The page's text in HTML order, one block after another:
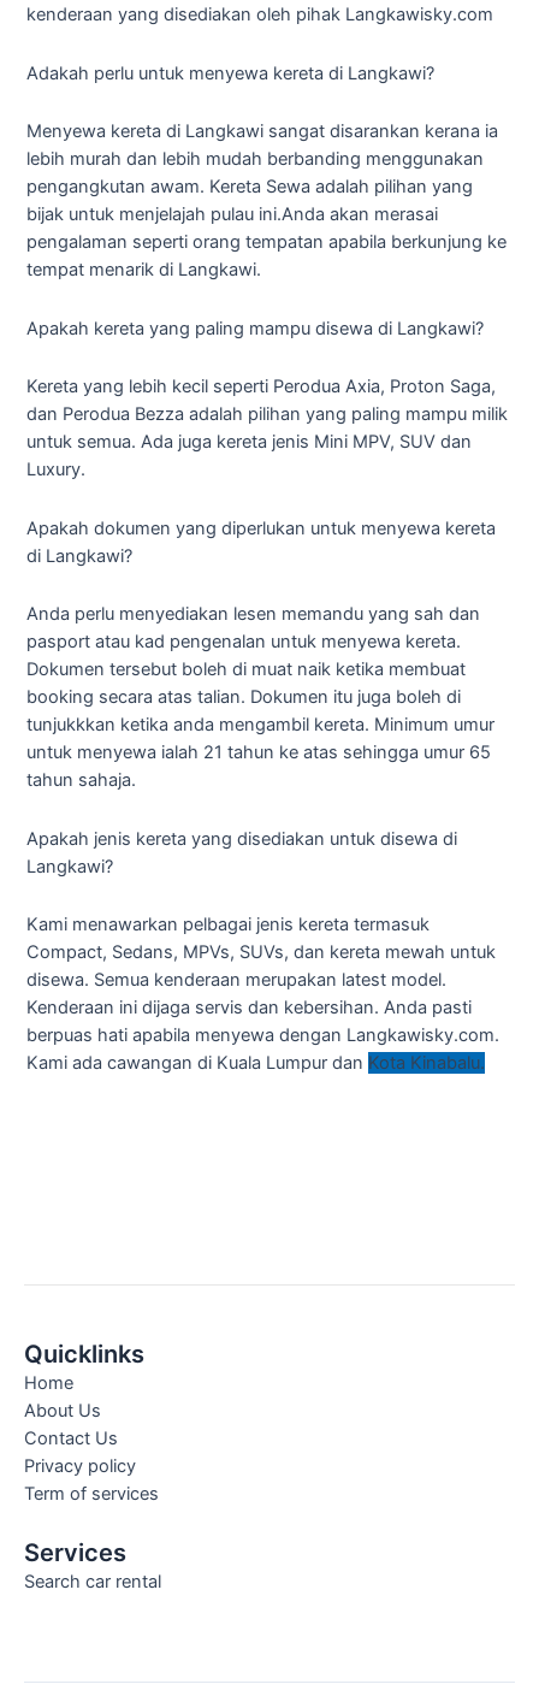
kenderaan yang disediakan oleh pihak Langkawisky.com
Adakah perlu untuk menyewa kereta di Langkawi?
Menyewa kereta di Langkawi sangat disarankan kerana ia
lebih murah dan lebih mudah berbanding menggunakan
pengangkutan awam. Kereta Sewa adalah pilihan yang
bijak untuk menjelajah pulau ini.Anda akan merasai
pengalaman seperti orang tempatan apabila berkunjung ke
tempat menarik di Langkawi.
Apakah kereta yang paling mampu disewa di Langkawi?
Kereta yang lebih kecil seperti Perodua Axia, Proton Saga,
dan Perodua Bezza adalah pilihan yang paling mampu milik
untuk semua. Ada juga kereta jenis Mini MPV, SUV dan
Luxury.
Apakah dokumen yang diperlukan untuk menyewa kereta
di Langkawi?
Anda perlu menyediakan lesen memandu yang sah dan
pasport atau kad pengenalan untuk menyewa kereta.
Dokumen tersebut boleh di muat naik ketika membuat
booking secara atas talian. Dokumen itu juga boleh di
tunjukkkan ketika anda mengambil kereta. Minimum umur
untuk menyewa ialah 21 tahun ke atas sehingga umur 65
tahun sahaja.
Apakah jenis kereta yang disediakan untuk disewa di
Langkawi?
Kami menawarkan pelbagai jenis kereta termasuk
Compact, Sedans, MPVs, SUVs, dan kereta mewah untuk
disewa. Semua kenderaan merupakan latest model.
Kenderaan ini dijaga servis dan kebersihan. Anda pasti
berpuas hati apabila menyewa dengan Langkawisky.com.
Kami ada cawangan di Kuala Lumpur dan Kota Kinabalu.
Quicklinks
Home
About Us
Contact Us
Privacy policy
Term of services
Services
Search car rental